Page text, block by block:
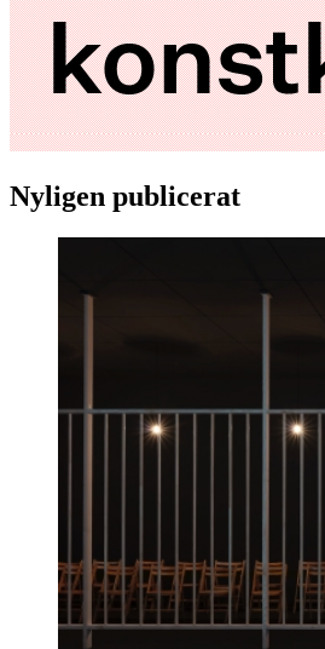
Nyligen publicerat